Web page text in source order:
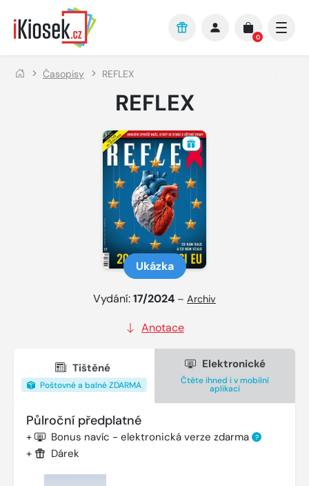
Přejít na hlavní obsah
0
Časopisy REFLEX
REFLEX
Ukázka
Vydání:17/2024 – Archiv
Anotace
Tištěné
Poštovné a balné ZDARMA
Elektronické
Čtěte ihned i v mobilní
aplikaci
Půlroční předplatné
+ Bonus navíc - elektronická verze zdarma ?
+ Dárek